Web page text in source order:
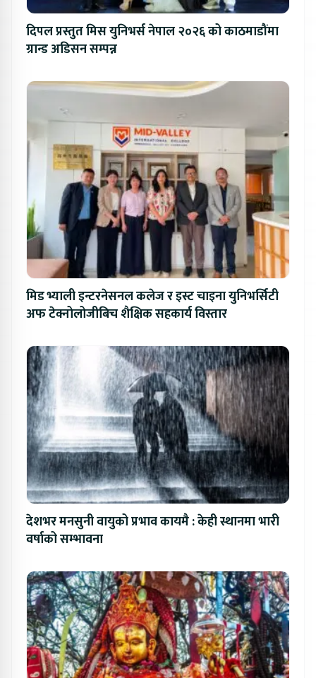
दिपल प्रस्तुत मिस युनिभर्स नेपाल २०२६ को काठमाडौंमा
ग्रान्ड अडिसन सम्पन्न
मिड भ्याली इन्टरनेसनल कलेज र इस्ट चाइना युनिभर्सिटी
अफ टेक्नोलोजीबिच शैक्षिक सहकार्य विस्तार
देशभर मनसुनी वायुको प्रभाव कायमै : केही स्थानमा भारी
वर्षाको सम्भावना